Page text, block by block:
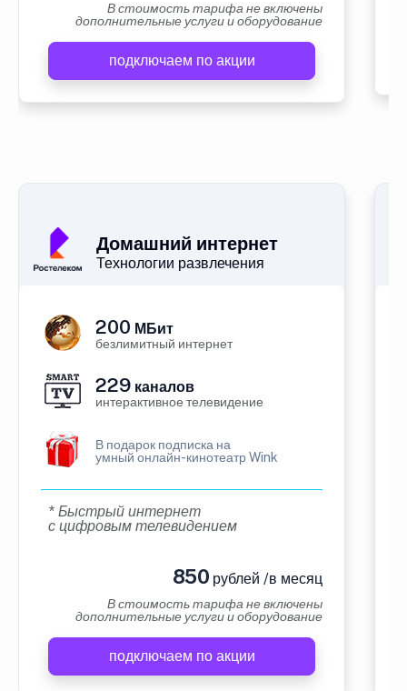
В стоимость тарифа не включены
дополнительные услуги и оборудование
подключаем по акции
Домашний интернет
Технологии развлечения
200 МБит
безлимитный интернет
229 каналов
интерактивное телевидение
В подарок подписка на
умный онлайн-кинотеатр Wink
* Быстрый интернет
с цифровым телевидением
850 рублей /в месяц
В стоимость тарифа не включены
дополнительные услуги и оборудование
подключаем по акции